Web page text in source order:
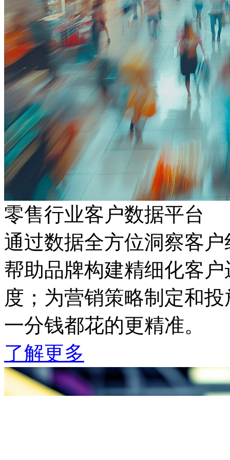
零售行业客户数据平台
通过数据全方位洞察客户
帮助品牌构建精细化客户
度；为营销策略制定和投
一分钱都花的更精准。
了解更多